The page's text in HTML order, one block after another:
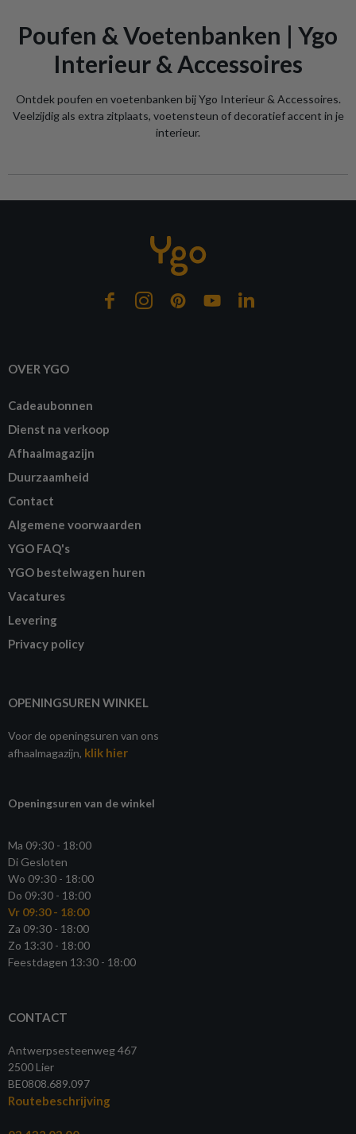
Poufen & Voetenbanken | Ygo
Interieur & Accessoires
Ontdek poufen en voetenbanken bij Ygo Interieur & Accessoires.
Veelzijdig als extra zitplaats, voetensteun of decoratief accent in je
interieur.
OVER YGO
Cadeaubonnen
Dienst na verkoop
Afhaalmagazijn
Duurzaamheid
Contact
Algemene voorwaarden
YGO FAQ's
YGO bestelwagen huren
Vacatures
Levering
Privacy policy
OPENINGSUREN WINKEL
Voor de openingsuren van ons
afhaalmagazijn, klik hier
Openingsuren van de winkel
Ma 09:30 - 18:00
Di Gesloten
Wo 09:30 - 18:00
Do 09:30 - 18:00
Vr 09:30 - 18:00
Za 09:30 - 18:00
Zo 13:30 - 18:00
Feestdagen 13:30 - 18:00
CONTACT
Antwerpsesteenweg 467
2500 Lier
BE0808.689.097
Routebeschrijving